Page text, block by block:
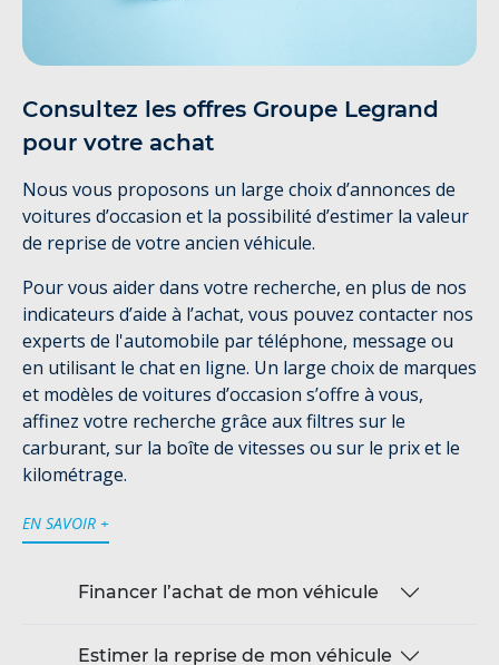
Consultez les offres Groupe Legrand
pour votre achat
Nous vous proposons un large choix d’annonces de
voitures d’occasion et la possibilité d’estimer la valeur
de reprise de votre ancien véhicule.
Pour vous aider dans votre recherche, en plus de nos
indicateurs d’aide à l’achat, vous pouvez contacter nos
experts de l'automobile par téléphone, message ou
en utilisant le chat en ligne. Un large choix de marques
et modèles de voitures d’occasion s’offre à vous,
affinez votre recherche grâce aux filtres sur le
carburant, sur la boîte de vitesses ou sur le prix et le
kilométrage.
EN SAVOIR +
Financer l’achat de mon véhicule
Estimer la reprise de mon véhicule